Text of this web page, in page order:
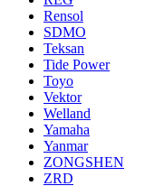
Rensol
SDMO
Teksan
Tide Power
Toyo
Vektor
Welland
Yamaha
Yanmar
ZONGSHEN
ZRD